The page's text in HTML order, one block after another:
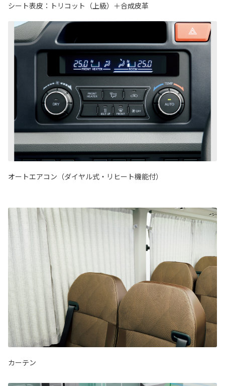
シート表皮：トリコット（上級）＋合成皮革
オートエアコン（ダイヤル式・リヒート機能付）
カーテン